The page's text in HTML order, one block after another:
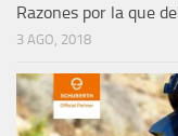
Razones por la que
3 AGO, 2018